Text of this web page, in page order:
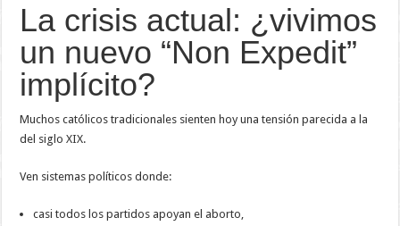
La crisis actual: ¿vivimos
un nuevo “Non Expedit”
implícito?
Muchos católicos tradicionales sienten hoy una tensión parecida a la
del siglo XIX.
Ven sistemas políticos donde:
casi todos los partidos apoyan el aborto,